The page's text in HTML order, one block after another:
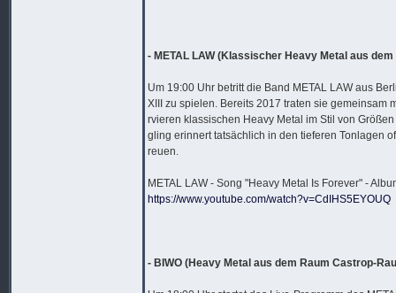
- METAL LAW (Klassischer Heavy Metal aus
Um 19:00 Uhr betritt die Band METAL LAW aus
XIII zu spielen. Bereits 2017 traten sie gemeinsam
rvieren klassischen Heavy Metal im Stil von
gling erinnert tatsächlich in den tieferen Tonlagen
reuen.
METAL LAW - Song "Heavy Metal Is Forever" -
https://www.youtube.com/watch?v=CdIHS5EYOUQ
- BIWO (Heavy Metal aus dem Raum Castrop-